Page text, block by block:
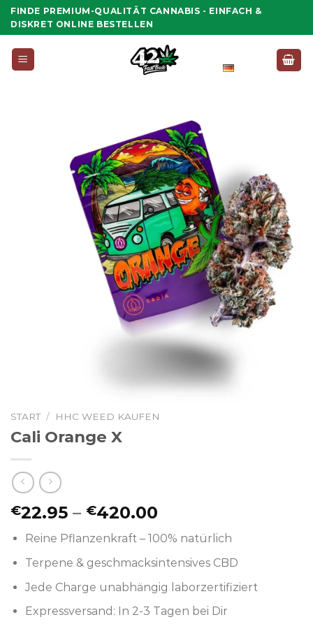
Zum
Inhalt
FINDE PREMIUM-QUALITÄT CANNABIS - EINFACH &
DISKRET ONLINE BESTELLEN
START / HHC WEED KAUFEN
Cali Orange X
€22.95 – €420.00
€22.95
bis
€420.00
Reine Pflanzenkraft – 100% natürlich
Terpene & geschmacksintensives CBD
Jede Charge unabhängig laborzertifiziert
Expressversand: In 2-3 Tagen bei Dir